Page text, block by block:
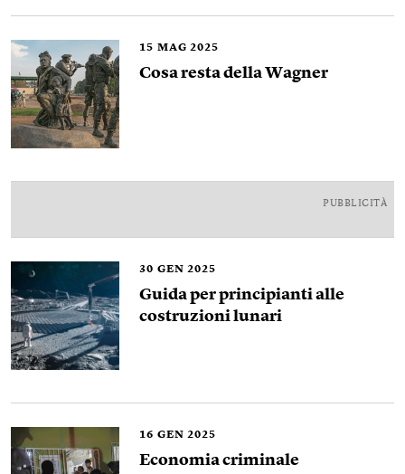
15 MAG 2025
Cosa resta della Wagner
PUBBLICITÀ
30 GEN 2025
Guida per principianti alle
costruzioni lunari
16 GEN 2025
Economia criminale